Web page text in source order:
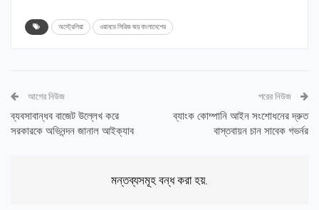
অস্ট্রেলিয়া ওয়ানডে সিরিজ জয় বাংলাদেশের
আগের নিউজ
ব্যবসাবান্ধব বাজেট উল্লেখ করে
সরকারকে অভিনন্দন জানাল আইক্যাব
পরের নিউজ
ব্যাংক কোম্পানি আইন সংশোধনের দ্রুত
বাস্তবায়ন চান সাবেক গভর্নর
মন্তব্যসমূহ বন্ধ করা হয়.